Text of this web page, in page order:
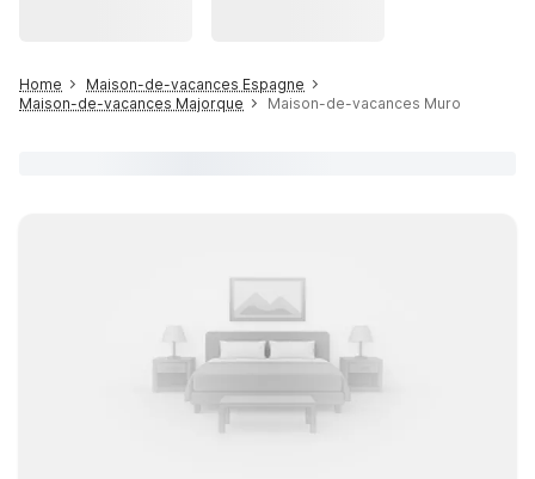
Home
Maison-de-vacances Espagne
Maison-de-vacances Majorque
Maison-de-vacances Muro